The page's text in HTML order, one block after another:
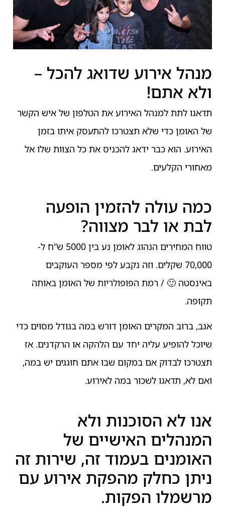
מנהל אירוע שדואג להכל –
ולא אתם!
תדאגו לתת למנהל האירוע את הטלפון של איש הקשר
של האומן כדי שלא תצטרכו להתעסק איתו בזמן
האירוע. הוא כבר ידאג להכניס את כל הצוות שלו אל
מאחורי הקלעים.
כמה עולה להזמין הופעה
לבת או לבר מצווה?
טווח המחירים הנהוג לאומן נע בין 5000 ש”ח ל-
70,000 שקלים. וזה נקבע לפי מספר העוקבים
באינסטה 🙂 / רמת הפופולריות של האומן באותה
תקופה.
אגב, ברוב המקרים האומן דורש במה בגודל מסוים כדי
שיוכל להופיע עליה יחד עם הלהקה או הרקדנים. אז
תצטרכו לבדוק אם במקום שבו אתם חוגגים יש במה,
ואם לא, תדאגו לשכור במה לאירוע.
אנו לא הסוכנות ולא
המנהלים האישיים של
האומנים בעמוד זה, שירות זה
ניתן כחלק מהפקת אירוע עם
מרשמלו הפקות.